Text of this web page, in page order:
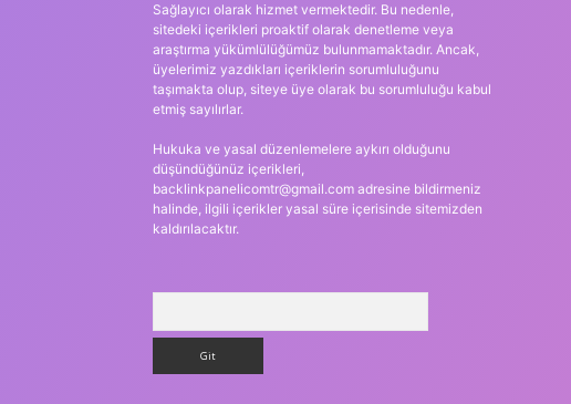
Sağlayıcı olarak hizmet vermektedir. Bu nedenle,
sitedeki içerikleri proaktif olarak denetleme veya
araştırma yükümlülüğümüz bulunmamaktadır. Ancak,
üyelerimiz yazdıkları içeriklerin sorumluluğunu
taşımakta olup, siteye üye olarak bu sorumluluğu kabul
etmiş sayılırlar.
Hukuka ve yasal düzenlemelere aykırı olduğunu
düşündüğünüz içerikleri,
backlinkpanelicomtr@gmail.comadresine bildirmeniz
halinde, ilgili içerikler yasal süre içerisinde sitemizden
kaldırılacaktır.